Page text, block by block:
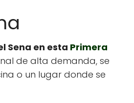
Sena en esta Primera
de alta demanda, se
o un lugar donde se